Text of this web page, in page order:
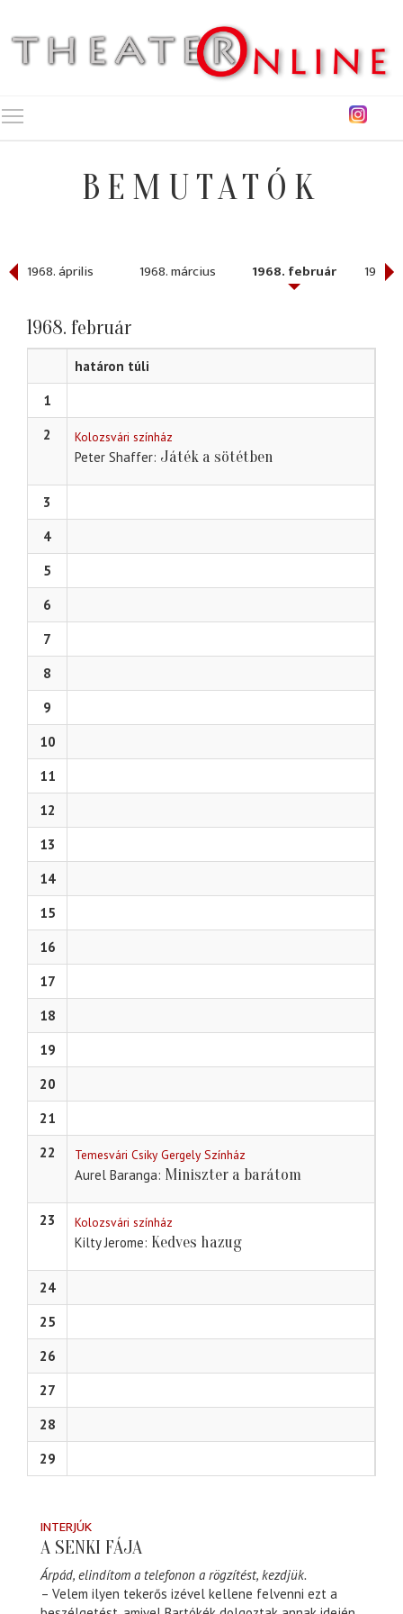
BEMUTATÓK
1968. április 1968. március 1968. február 1968.
1968. február
határon túli
1
2
Kolozsvári színház
Peter Shaffer Játék a sötétben
3
4
5
6
7
8
9
10
11
12
13
14
15
16
17
18
19
20
21
22
Temesvári Csiky Gergely Színház
Aurel Baranga Miniszter a barátom
23 Kolozsvári színház
Kilty Jerome Kedves hazug
24
25
26
27
28
29
INTERJÚK
A SENKI FÁJA
Árpád, elindítom a telefonon a rögzítést, kezdjük.
– Velem ilyen tekerős izével kellene felvenni ezt a